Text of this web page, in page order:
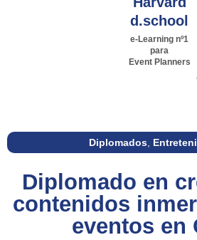
d.school
e-Learning nº1
para
Event Planners
Diplomados,
Diplomado en
contenidos
eventos en